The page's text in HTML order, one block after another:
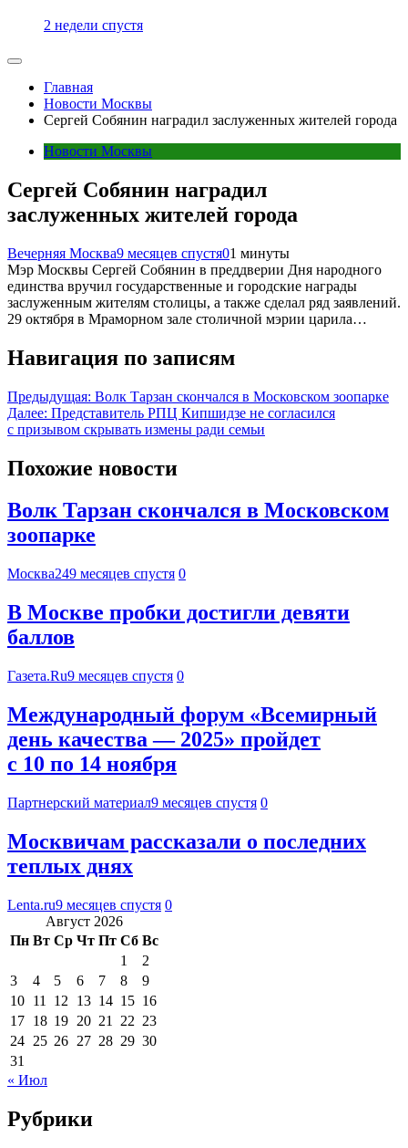
2 недели спустя
Главная
Новости Москвы
Сергей Собянин наградил заслуженных жителей города
Новости Москвы
Сергей Собянин наградил
заслуженных жителей города
Вечерняя Москва9 месяцев спустя01 минуты
Мэр Москвы Сергей Собянин в преддверии Дня народного
единства вручил государственные и городские награды
заслуженным жителям столицы, а также сделал ряд заявлений.
29 октября в Мраморном зале столичной мэрии царила…
Навигация по записям
Предыдущая: Волк Тарзан скончался в Московском зоопарке
Далее: Представитель РПЦ Кипшидзе не согласился
с призывом скрывать измены ради семьи
Похожие новости
Волк Тарзан скончался в Московском
зоопарке
Москва249 месяцев спустя 0
В Москве пробки достигли девяти
баллов
Газета.Ru9 месяцев спустя 0
Международный форум «Всемирный
день качества — 2025» пройдет
с 10 по 14 ноября
Партнерский материал9 месяцев спустя 0
Москвичам рассказали о последних
теплых днях
Lenta.ru9 месяцев спустя 0
Август 2026
Пн Вт Ср Чт Пт Сб Вс
1
2
3
4 5 6 7 8
9
10 11 12 13 14 15 16
17 18 19 20 21 22 23
24 25 26 27 28 29 30
31
« Июл
Рубрики